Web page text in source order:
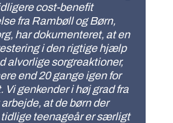
cost-benefit
fra Rambøll og Børn,
har dokumenteret, at en
i den rigtige hjælp
alvorlige sorgreaktioner,
end 20 gange igen for
Vi genkender i høj grad fra
at de børn der
tidlige teenageår er særligt